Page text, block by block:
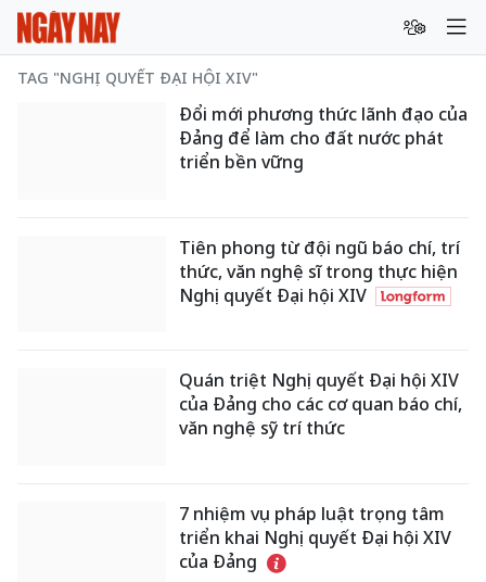
TAG "NGHỊ QUYẾT ĐẠI HỘI XIV"
Đổi mới phương thức lãnh đạo của
Đảng để làm cho đất nước phát
triển bền vững
Tiên phong từ đội ngũ báo chí, trí
thức, văn nghệ sĩ trong thực hiện
Nghị quyết Đại hội XIV
Quán triệt Nghị quyết Đại hội XIV
của Đảng cho các cơ quan báo chí,
văn nghệ sỹ trí thức
7 nhiệm vụ pháp luật trọng tâm
triển khai Nghị quyết Đại hội XIV
của Đảng